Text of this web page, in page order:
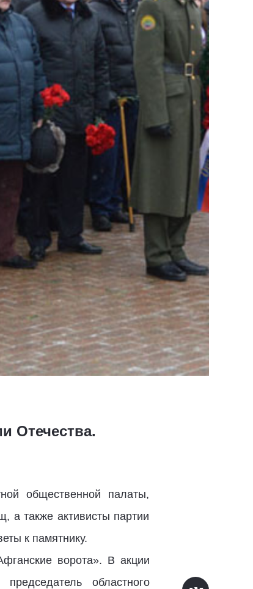
Отечества.
общественной палаты,
а также активисты партии
к памятнику.
ворота». В акции
областного